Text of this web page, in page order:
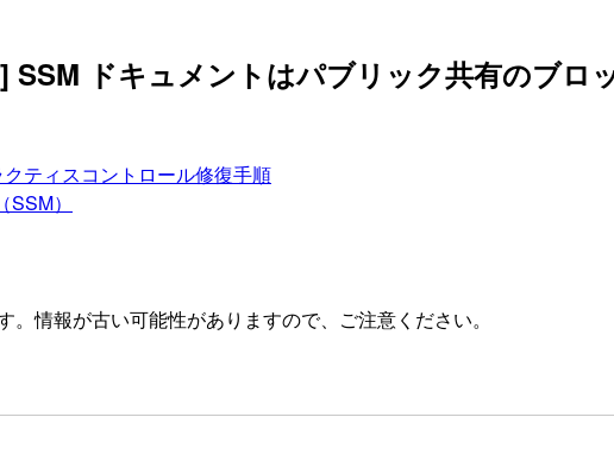
SSM ドキュメントはパブリック共有のブロ
ティスコントロール修復手順
）
情報が古い可能性がありますので、ご注意ください。